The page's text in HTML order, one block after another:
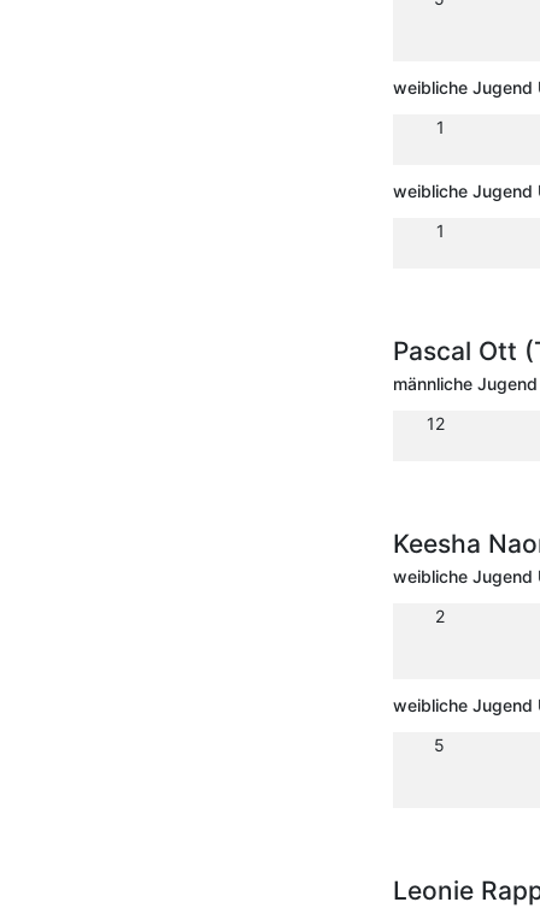
weibliche
1
weibliche Jugend
1
Pascal Ott
männliche
12
Keesha
weibliche Jugend
2
weibliche Jugend
5
Leonie